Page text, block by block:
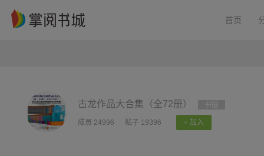
首页
古龙作品大合集（全72册）
成员 24996 帖子 19396 + 加入